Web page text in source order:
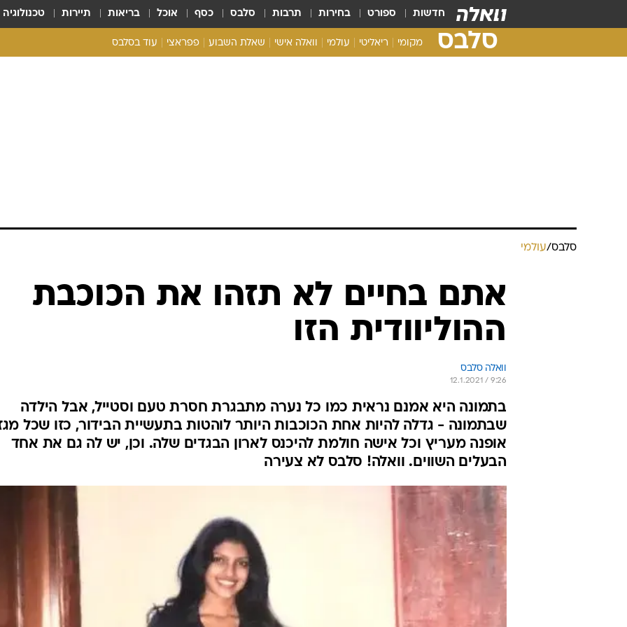
חדשות ספורט בחירות תרבות סלבס כסף אוכל בריאות תיירות טכנולוגיה
סלבס מקומי ריאליטי עולמי וואלה אישי שאלת השבוע פפראצי עוד בסלבס
סלבס/עולמי
אתם בחיים לא תזהו את הכוכבת
ההוליוודית הזו
וואלה סלבס
12.1.2021 / 9:26
בתמונה היא אמנם נראית כמו כל נערה מתבגרת חסרת טעם וסטייל, אבל הילדה
שבתמונה - גדלה להיות אחת הכוכבות היותר לוהטות בתעשיית הבידור, כזו שכל
אופנה מעריץ וכל אישה חולמת להיכנס לארון הבגדים שלה. וכן, יש לה גם את אחד
הבעלים השווים. וואלה! סלבס לא צעירה